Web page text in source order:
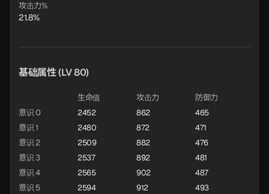
攻击力%
21.8%
基础属性 (LV 80)
生命值 攻击力
防御力
意识 0
2452 862
465
意识 1
2480 872
471
意识 2
2509 882
476
意识 3
2537 892
481
意识 4
2565 902
487
意识 5
2594 912
493